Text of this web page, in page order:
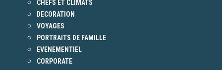
CHEFS ET CLIMATS
DECORATION
VOYAGES
PORTRAITS DE FAMILLE
EVENEMENTIEL
CORPORATE